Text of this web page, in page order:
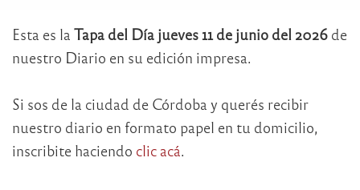
Esta es la Tapa del Día jueves 11 de junio del 2026 de
nuestro Diario en su edición impresa.
Si sos de la ciudad de Córdoba y querés recibir
nuestro diario en formato papel en tu domicilio,
inscribite haciendo clic acá.